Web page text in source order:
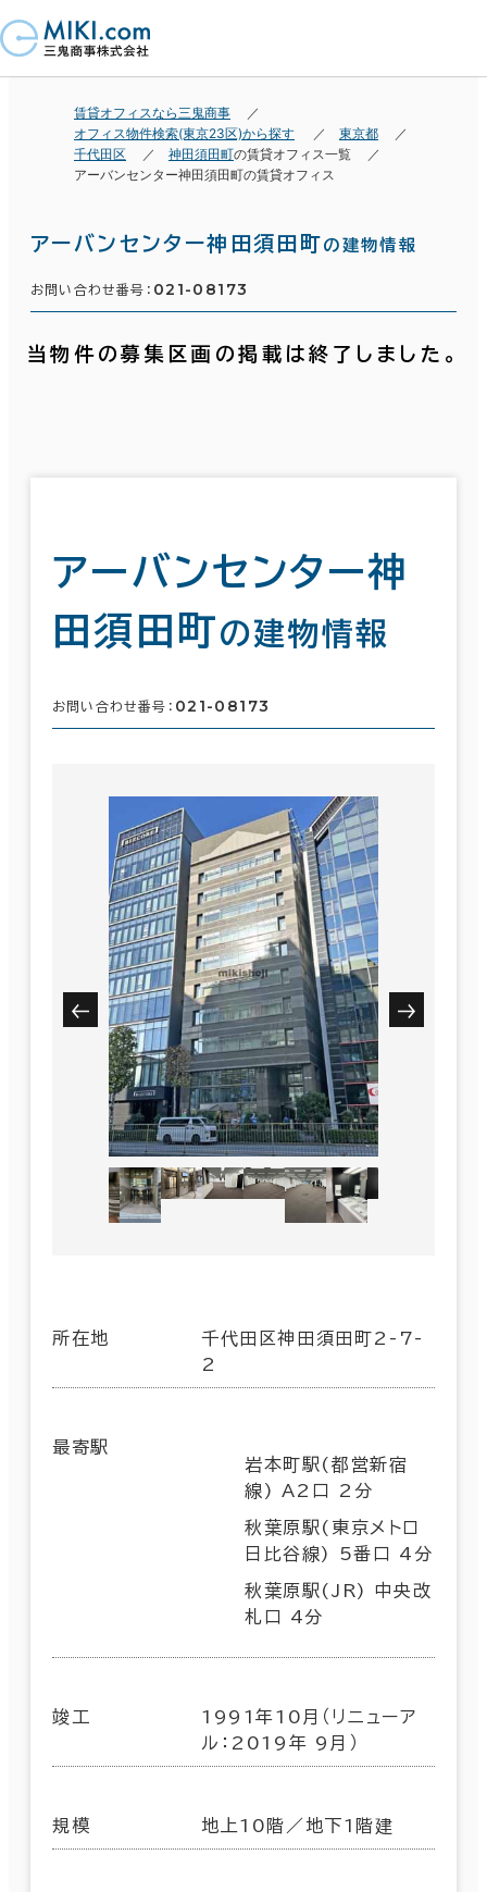
賃貸オフィスなら三鬼商事
オフィス物件検索(東京23区)から探す
東京都
千代田区
神田須田町の賃貸オフィス一覧
アーバンセンター神田須田町の賃貸オフィス
アーバンセンター神田須田町 の建物情報
お問い合わせ番号： 021-08173
当物件の募集区画の掲載は終了しました。
アーバンセンター神
田須田町の建物情報
お問い合わせ番号： 021-08173
所在地
千代田区神田須田町2-7-
2
最寄駅
岩本町駅(都営新宿
線) A2口 2分
秋葉原駅(東京メトロ
日比谷線) 5番口 4分
秋葉原駅(JR) 中央改
札口 4分
竣工
1991年10月（リニューア
ル：2019年 9月）
規模 地上10階／地下1階建